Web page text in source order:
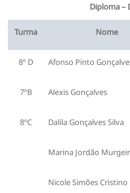
Diploma –
Turma Nome
8º D Afonso Pinto
7ºB Alexis Gonçalves
8ºC Dalila Gonçalves Silva
Marina Jordão
Nicole Simões Cristino